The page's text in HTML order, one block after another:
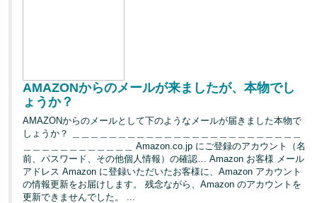
AMAZONからのメールが来ましたが、本物でし
ょうか？
AMAZONからのメールとして下のようなメールが届きました本物で
しょうか？ ＿＿＿＿＿＿＿＿＿＿＿＿＿＿＿＿＿＿＿＿＿＿＿＿＿
＿＿＿＿＿＿＿＿＿＿＿＿ Amazon.co.jp にご登録のアカウント（名
前、パスワード、その他個人情報）の確認… Аmazon お客様 メール
アドレス Аmazon に登録いただいたお客様に、Аmazon アカウント
の情報更新をお届けします。 残念ながら、Аmazon のアカウントを
更新できませんでした。 ...